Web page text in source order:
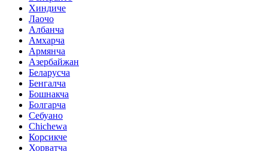
Хиндиче
Лаочо
Албанча
Амхарча
Армянча
Азербайжан
Беларусча
Бенгалча
Бошнакча
Болгарча
Себуано
Chichewa
Корсикче
Хорватча